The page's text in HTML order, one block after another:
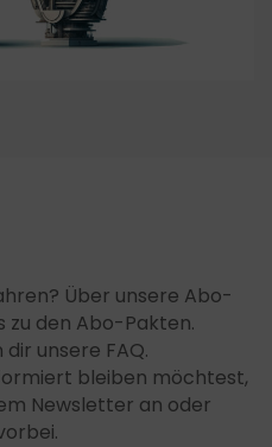
Über unsere Abo-
zu den Abo-Pakten.
unsere FAQ.
bleiben möchtest,
Newsletter an oder